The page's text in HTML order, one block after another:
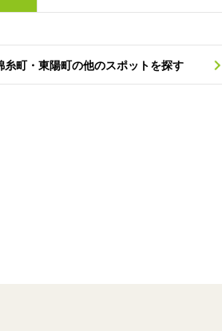
糸町・東陽町の他のスポットを探す